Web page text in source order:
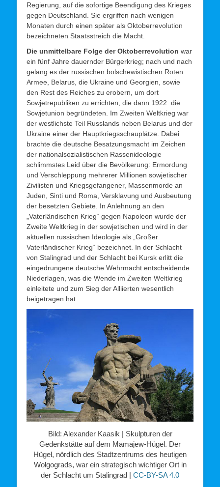
Regierung, auf die sofortige Beendigung des Krieges
gegen Deutschland. Sie ergriffen nach wenigen
Monaten durch einen später als Oktoberrevolution
bezeichneten Staatsstreich die Macht.
Die unmittelbare Folge der Oktoberrevolution war
ein fünf Jahre dauernder Bürgerkrieg; nach und nach
gelang es der russischen bolschewistischen Roten
Armee, Belarus, die Ukraine und Georgien, sowie
den Rest des Reiches zu erobern, um dort
Sowjetrepubliken zu errichten, die dann 1922 die
Sowjetunion begründeten. Im Zweiten Weltkrieg war
der westlichste Teil Russlands neben Belarus und der
Ukraine einer der Hauptkriegsschauplätze. Dabei
brachte die deutsche Besatzungsmacht im Zeichen
der nationalsozialistischen Rassenideologie
schlimmstes Leid über die Bevölkerung: Ermordung
und Verschleppung mehrerer Millionen sowjetischer
Zivilisten und Kriegsgefangener, Massenmorde an
Juden, Sinti und Roma, Versklavung und Ausbeutung
der besetzten Gebiete. In Anlehnung an den
„Vaterländischen Krieg“ gegen Napoleon wurde der
Zweite Weltkrieg in der sowjetischen und wird in der
aktuellen russischen Ideologie als „Großer
Vaterländischer Krieg“ bezeichnet. In der Schlacht
von Stalingrad und der Schlacht bei Kursk erlitt die
eingedrungene deutsche Wehrmacht entscheidende
Niederlagen, was die Wende im Zweiten Weltkrieg
einleitete und zum Sieg der Alliierten wesentlich
beigetragen hat.
Bild: Alexander Kaasik | Skulpturen der
Gedenkstätte auf dem Mamajew-Hügel. Der
Hügel, nördlich des Stadtzentrums des heutigen
Wolgograds, war ein strategisch wichtiger Ort in
der Schlacht um Stalingrad | CC-BY-SA 4.0